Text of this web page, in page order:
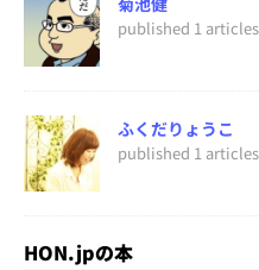
published 1 articles
ふくだりょうこ
published 1 articles
HON.jpの本